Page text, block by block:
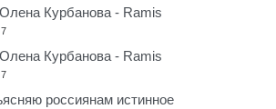
Курбанова - Ramis
7
Курбанова - Ramis
7
россиянам истинное